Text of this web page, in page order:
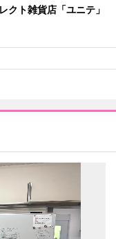
クト雑貨店「ユニテ」